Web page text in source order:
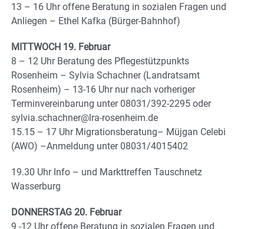
13 – 16 Uhr offene Beratung in sozialen Fragen und
Anliegen – Ethel Kafka (Bürger-Bahnhof)
MITTWOCH 19. Februar
8 – 12 Uhr Beratung des Pflegestützpunkts
Rosenheim – Sylvia Schachner (Landratsamt
Rosenheim) – 13-16 Uhr nur nach vorheriger
Terminvereinbarung unter 08031/392-2295 oder
sylvia.schachner@lra-rosenheim.de
15.15 – 17 Uhr Migrationsberatung– Müjgan Celebi
(AWO) –Anmeldung unter 08031/4015402
19.30 Uhr Info – und Markttreffen Tauschnetz
Wasserburg
DONNERSTAG 20. Februar
9 -12 Uhr offene Beratung in sozialen Fragen und